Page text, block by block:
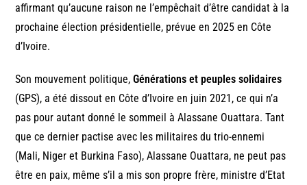
affirmant qu’aucune raison ne l’empêchait d’être candidat à la
prochaine élection présidentielle, prévue en 2025 en Côte
d’Ivoire.
Son mouvement politique,Générations et peuples solidaires
(GPS), a été dissout en Côte d’Ivoire en juin 2021, ce qui n’a
pas pour autant donné le sommeil à Alassane Ouattara. Tant
que ce dernier pactise avec les militaires du trio-ennemi
(Mali, Niger et Burkina Faso), Alassane Ouattara, ne peut pas
être en paix, même s’il a mis son propre frère, ministre d’Etat